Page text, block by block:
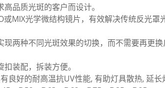
品质光斑的客户而设计。
或MIX光学微结构镜片，有效解决传统反光
现两种不同光斑效果的切换，而不需要再更
装配，拆装方便。
良好的耐高温抗UV性能, 有助灯具散热, 延长